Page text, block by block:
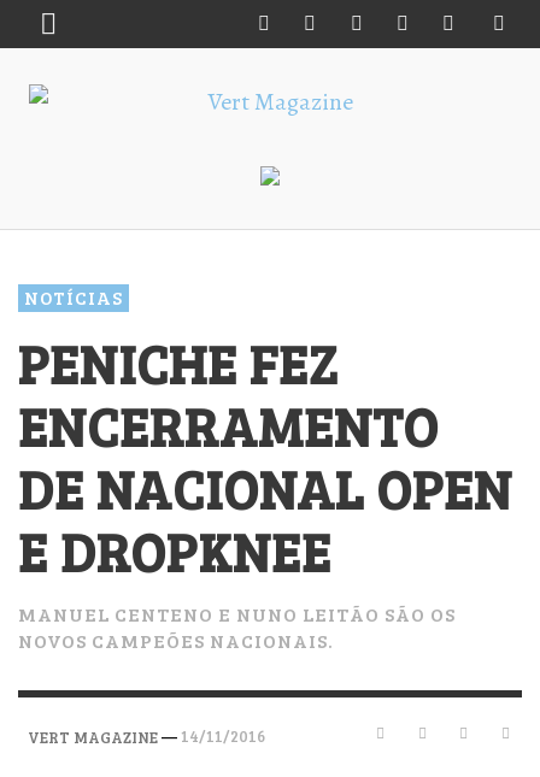
NOTÍCIAS
PENICHE FEZ
ENCERRAMENTO
DE NACIONAL OPEN
E DROPKNEE
MANUEL CENTENO E NUNO LEITÃO SÃO OS
NOVOS CAMPEÕES NACIONAIS.
VERT MAGAZINE— 14/11/2016